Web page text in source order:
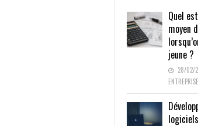
Quel
moyen
jeune ?
28/02/
ENTREPRISE